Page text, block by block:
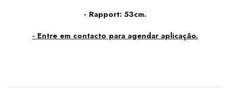
- Rapport: 53cm.
- Entre em contacto para agendar aplicação.